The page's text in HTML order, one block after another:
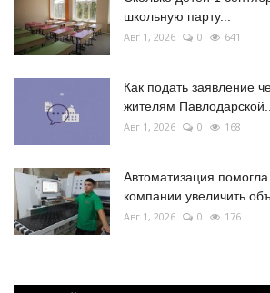
школьную парту...
Авг 1, 2026 0 641
Как подать заявление
жителям Павлодарской...
Авг 1, 2026 0 168
Автоматизация
компании увеличить
Авг 1, 2026 0 176